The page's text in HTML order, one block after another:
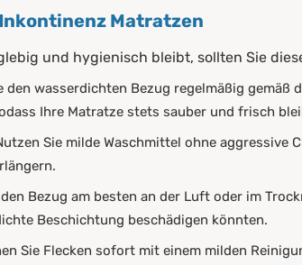
Matratzen
und hygienisch bleibt, sollten Sie
den wasserdichten Bezug regelmäßig gemäß
Ihre Matratze stets sauber und frisch
Sie milde Waschmittel ohne aggressive
Bezug am besten an der Luft oder im
Beschichtung beschädigen könnten.
Sie Flecken sofort mit einem milden